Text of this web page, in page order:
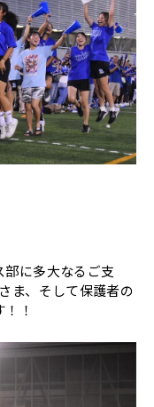
に多大なるご支
ま、そして保護者の
！